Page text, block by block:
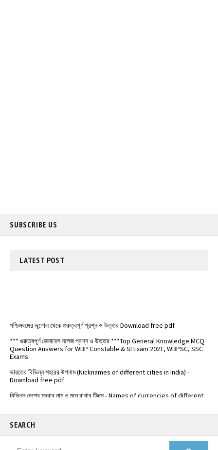
SUBSCRIBE US
LATEST POST
*** গুরুত্বপূর্ণ জেনারেল নলেজ প্রশ্ন ও উত্তর ***Top General Knowledge MCQ
Question Answers for WBP Constable & SI Exam 2021, WBPSC, SSC
Exams
ভারতের বিভিন্ন শহরের উপনাম (Nicknames of different cities in India) -
Download free pdf
বিভিন্ন দেশের মুদ্রার নাম ও মনে রাখার ট্রিক্স - Names of currencies of different
countries
Highways in India - @Examdisha.in
SEARCH